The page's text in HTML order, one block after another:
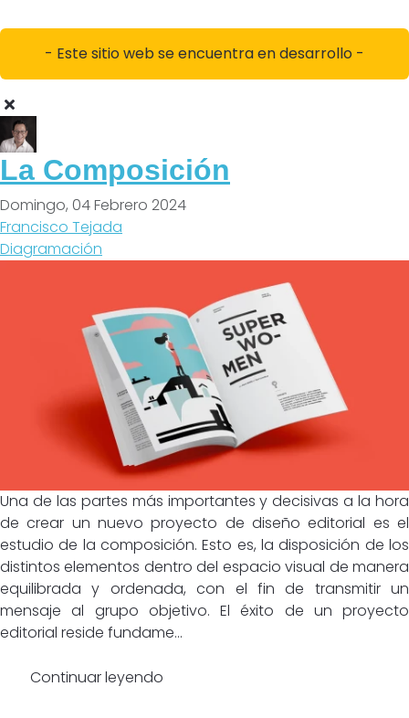
- Este sitio web se encuentra en desarrollo -
La Composición
Domingo, 04 Febrero 2024
Francisco Tejada
Diagramación
Una de las partes más importantes y decisivas a la hora
de crear un nuevo proyecto de diseño editorial es el
estudio de la composición. Esto es, la disposición de los
distintos elementos dentro del espacio visual de manera
equilibrada y ordenada, con el fin de transmitir un
mensaje al grupo objetivo. El éxito de un proyecto
editorial reside fundame...
Continuar leyendo